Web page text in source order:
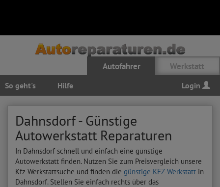
Autofahrer Werkstatt
So geht's Hilfe Login
Dahnsdorf - Günstige
Autowerkstatt Reparaturen
In Dahnsdorf schnell und einfach eine günstige
Autowerkstatt finden. Nutzen Sie zum Preisvergleich unsere
Kfz Werkstattsuche und finden die günstige KFZ-Werkstatt in
Dahnsdorf. Stellen Sie einfach rechts über das